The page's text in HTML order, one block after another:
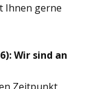
Ihnen gerne
Wir sind an